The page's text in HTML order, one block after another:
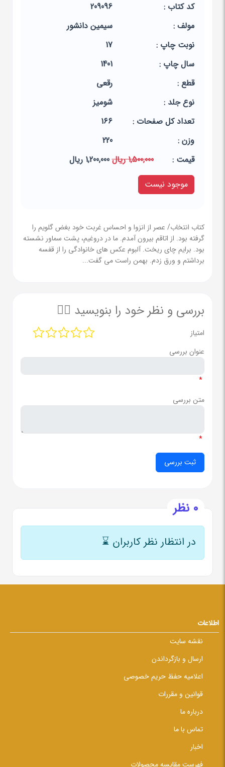
کد کتاب :
209096
مولف :
سیمین دانشور
نوبت چاپ :
17
سال چاپ :
1401
قطع :
رقعی
نوع جلد :
شومیز
تعداد کل صفحات :
166
وزن :
220
قيمت :
1,500,000 ریال
1,200,000 ریال
موجود نیست
کتاب انتخاب/ عصر از انزوا و احساس غربت خود بغض گلویم را
گرفته بود. از اتاقم بیرون آمدم. ما در دروغیم، پشت سماور نشسته
بود. برایم چای ریخت. آلبوم عکس های خانوادگی را از قفسه
برداشتم و ورق زدم. بهمن راست می گفت...
بررسی و نظر خود را بنویسید ✍🏻
امتیاز
عنوان بررسی
*
متن بررسی
*
0 نظر
در انتظار نظر کاربران ⌛
اطلاعات
نقشه سایت
ارسال و بازگرداندن
اعلامیه حفظ حریم خصوصی
قوانین و مقررات
درباره ما
تماس با ما
اخبار
فهرست مقایسه محصولات